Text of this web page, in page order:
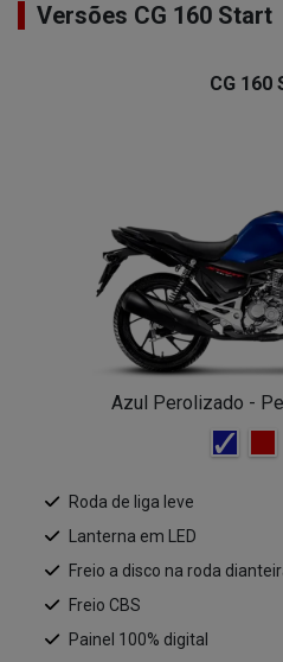
Versões CG 160 Start
CG 160
Azul Perolizado -
Roda de liga leve
Lanterna em LED
Freio a disco na roda
Freio CBS
Painel 100% digital